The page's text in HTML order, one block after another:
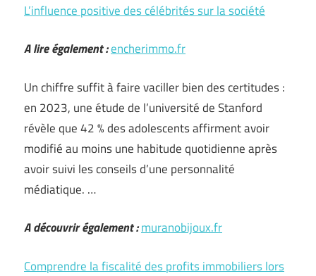
L’influence positive des célébrités sur la société
A lire également :encherimmo.fr
Un chiffre suffit à faire vaciller bien des certitudes :
en 2023, une étude de l’université de Stanford
révèle que 42 % des adolescents affirment avoir
modifié au moins une habitude quotidienne après
avoir suivi les conseils d’une personnalité
médiatique. …
A découvrir également :muranobijoux.fr
Comprendre la fiscalité des profits immobiliers lors